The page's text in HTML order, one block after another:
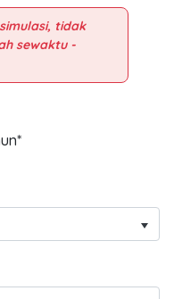
tidak
sewaktu -